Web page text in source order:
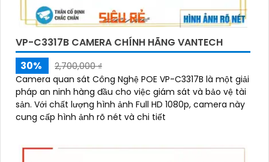
VP-C3317B CAMERA CHÍNH HÃNG VANTECH
30%
2,700,000 ₫
Camera quan sát Công Nghệ POE VP-C3317B là một giải
pháp an ninh hàng đầu cho việc giám sát và bảo vệ tài
sản. Với chất lượng hình ảnh Full HD 1080p, camera này
cung cấp hình ảnh rõ nét và chi tiết